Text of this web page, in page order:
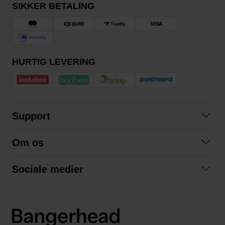
SIKKER BETALING
HURTIG LEVERING
Support
Betingelser
Om os
Sociale medier
LinkedIn